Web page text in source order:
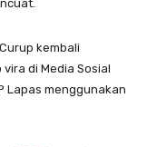
kembali
di Media Sosial
Lapas menggunakan